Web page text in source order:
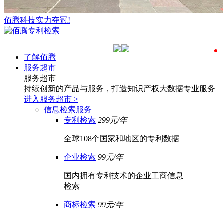
佰腾科技实力夺冠!
了解佰腾
服务超市
服务超市
持续创新的产品与服务，打造知识产权大数据专业服务
进入服务超市 >
信息检索服务
专利检索 299元/年
全球108个国家和地区的专利数据
企业检索 99元/年
国内拥有专利技术的企业工商信息
检索
商标检索 99元/年